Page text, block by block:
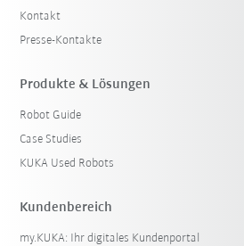
Kontakt
Presse-Kontakte
Produkte & Lösungen
Robot Guide
Case Studies
KUKA Used Robots
Kundenbereich
my.KUKA: Ihr digitales Kundenportal